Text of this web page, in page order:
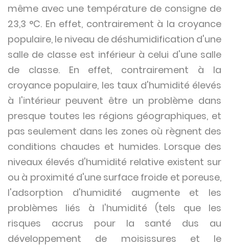
même avec une température de consigne de
23,3 °C. En effet, contrairement à la croyance
populaire, le niveau de déshumidification d'une
salle de classe est inférieur à celui d'une salle
de classe. En effet, contrairement à la
croyance populaire, les taux d'humidité élevés
à l'intérieur peuvent être un problème dans
presque toutes les régions géographiques, et
pas seulement dans les zones où règnent des
conditions chaudes et humides. Lorsque des
niveaux élevés d'humidité relative existent sur
ou à proximité d'une surface froide et poreuse,
l'adsorption d'humidité augmente et les
problèmes liés à l'humidité (tels que les
risques accrus pour la santé dus au
développement de moisissures et le